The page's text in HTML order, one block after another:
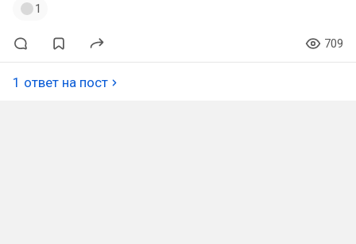
1
709
1 ответ на пост